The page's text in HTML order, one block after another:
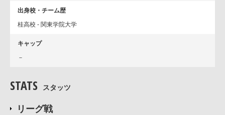
出身校・チーム歴
桂高校 - 関東学院大学
キャップ
－
STATS スタッツ
リーグ戦